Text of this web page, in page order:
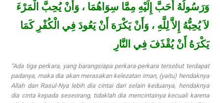
وَرَسُولُهُ أَحَبَّ إِلَيْهِ مِمَّا سِوَاهُمَا ، وَأَنْ يُحِبَّ الْمَرْءَ
لاَ يُحِبُّهُ إِلاَّ لِلَّهِ ، وَأَنْ يَكْرَهَ أَنْ يَعُودَ فِي الْكُفْرِ كَمَا
يَكْرَهُ أَنْ يُقْذَفَ فِي النَّارِ
“Ada tiga perkara, yang barangsiapa perkara-perkara tersebut terdapat
padanya, maka dia akan merasakan kelezatan iman, (yaitu) hendaknya
Allah dan Rasul-Nya lebih dia cintai dari selain keduanya, hendaknya
dia cinta kepada seseorang, tidaklah dia mencintainya kecuali karena